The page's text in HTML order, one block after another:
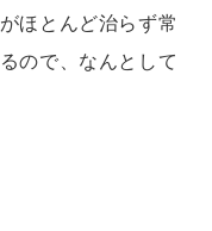
ほとんど治らず常
ので、なんとして